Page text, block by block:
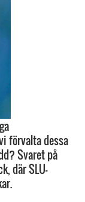
förvalta dessa
Svaret på
där SLU-